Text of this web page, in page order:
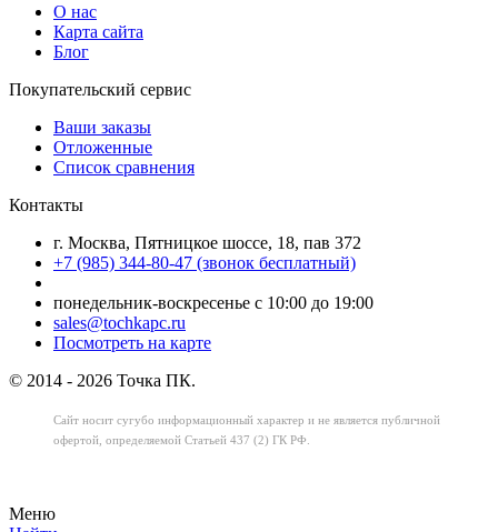
О нас
Карта сайта
Блог
Покупательский сервис
Ваши заказы
Отложенные
Список сравнения
Контакты
г. Москва, Пятницкое шоссе, 18, пав 372
+7 (985) 344-80-47 (звонок бесплатный)
понедельник-воскресенье с 10:00 до 19:00
sales@tochkapc.ru
Посмотреть на карте
© 2014 - 2026 Точка ПК.
Сайт носит сугубо информационный характер и не является публичной
офертой, определяемой Статьей 437 (2) ГК РФ.
Меню